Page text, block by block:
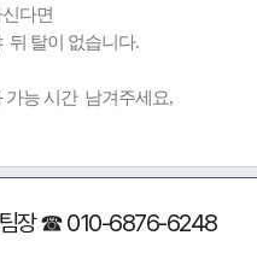
다면
뒤 탈이 없습니다.
가능 시간 남겨주세요,
팀장 ☎ 010-6876-6248